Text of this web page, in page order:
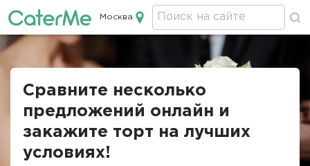
Кейтеринг в Москве
Москва
Сравните несколько
предложений онлайн и
закажите торт на лучших
условиях!